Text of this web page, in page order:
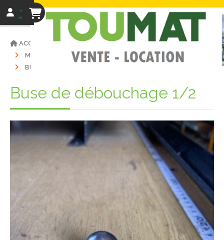
ACCUEIL
VENTE MATÉRIELS
MATÉRIEL D'OCCASIONS
LAVEUR
BUSE DE DÉBOUCHAGE 1/2
Buse de débouchage 1/2